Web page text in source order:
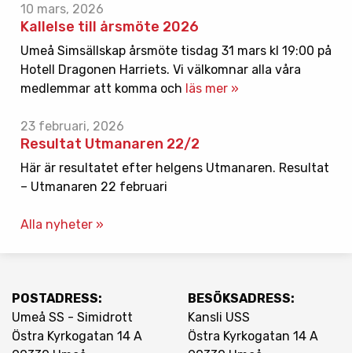
10 mars, 2026
Kallelse till årsmöte 2026
Umeå Simsällskap årsmöte tisdag 31 mars kl 19:00 på
Hotell Dragonen Harriets. Vi välkomnar alla våra
medlemmar att komma och läs mer »
23 februari, 2026
Resultat Utmanaren 22/2
Här är resultatet efter helgens Utmanaren. Resultat
– Utmanaren 22 februari
Alla nyheter »
POSTADRESS:
Umeå SS - Simidrott
Östra Kyrkogatan 14 A
BESÖKSADRESS:
Kansli USS
Östra Kyrkogatan 14 A